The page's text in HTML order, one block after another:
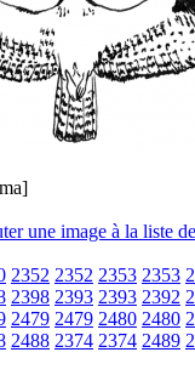
2352 2352 2353 2353
2398 2393 2393 2392
2479 2479 2480 2480
2488 2374 2374 2489